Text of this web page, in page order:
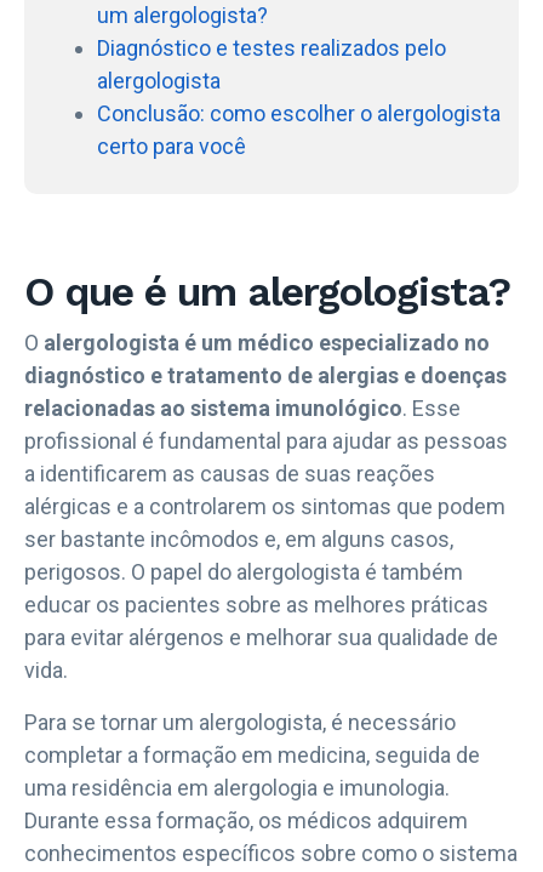
um alergologista?
Diagnóstico e testes realizados pelo
alergologista
Conclusão: como escolher o alergologista
certo para você
O que é um alergologista?
O alergologista é um médico especializado no
diagnóstico e tratamento de alergias e doenças
relacionadas ao sistema imunológico. Esse
profissional é fundamental para ajudar as pessoas
a identificarem as causas de suas reações
alérgicas e a controlarem os sintomas que podem
ser bastante incômodos e, em alguns casos,
perigosos. O papel do alergologista é também
educar os pacientes sobre as melhores práticas
para evitar alérgenos e melhorar sua qualidade de
vida.
Para se tornar um alergologista, é necessário
completar a formação em medicina, seguida de
uma residência em alergologia e imunologia.
Durante essa formação, os médicos adquirem
conhecimentos específicos sobre como o sistema